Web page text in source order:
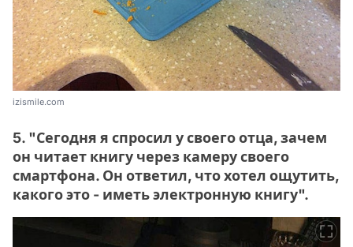
izismile.com
5. "Сегодня я спросил у своего отца, зачем
он читает книгу через камеру своего
смартфона. Он ответил, что хотел ощутить,
какого это - иметь электронную книгу".